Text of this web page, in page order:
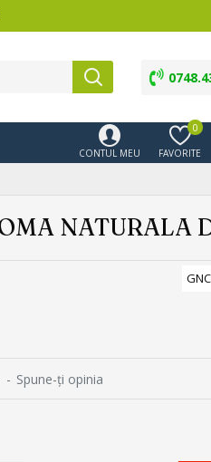
CONTUL MEU FAVORITE
0
NATURALA
GNC
- Spune-ţi opinia